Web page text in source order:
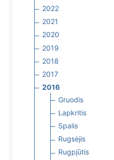
2022
2021
2020
2019
2018
2017
2016
Gruodis
Lapkritis
Spalis
Rugsėjis
Rugpjūtis